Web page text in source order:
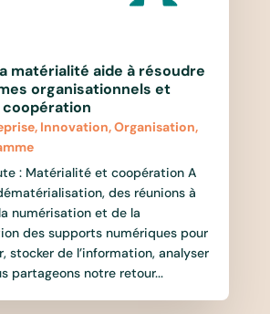
matérialité aide à résoudre
organisationnels et
, Innovation,Organisation,
: Matérialité et coopération A
des réunions à
numérisation et de la
des supports numériques pour
stocker de l’information, analyser
partageons notre retour...